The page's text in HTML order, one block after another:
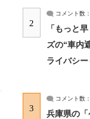
2
コメント数：
「もっと
ズの“車内
ライバシ
3
コメント数：
兵庫県の